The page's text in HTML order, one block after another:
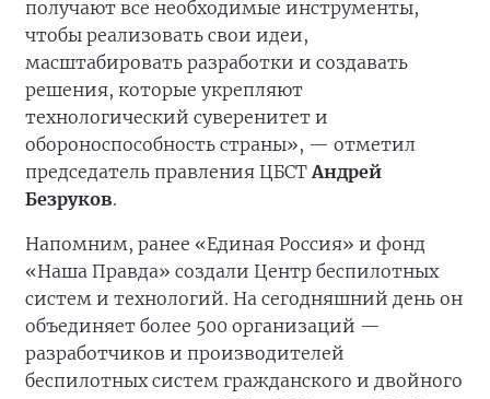
получают все необходимые инструменты,
чтобы реализовать свои идеи,
масштабировать разработки и создавать
решения, которые укрепляют
технологический суверенитет и
обороноспособность страны», — отметил
председатель правления ЦБСТ Андрей
Безруков.
Напомним, ранее «Единая Россия» и фонд
«Наша Правда» создали Центр беспилотных
систем и технологий. На сегодняшний день он
объединяет более 500 организаций —
разработчиков и производителей
беспилотных систем гражданского и двойного